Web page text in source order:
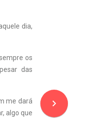
dia,
os
das
me dará
algo que
navigate_next